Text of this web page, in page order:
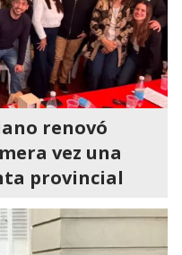
renovó
vez una
provincial